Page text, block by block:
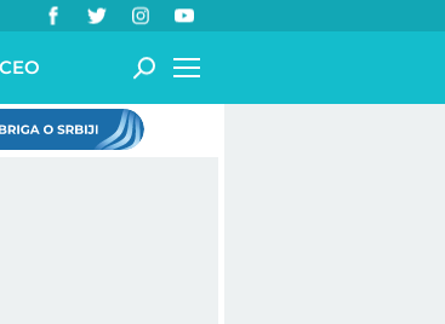
CEO
- briga o Srbiji